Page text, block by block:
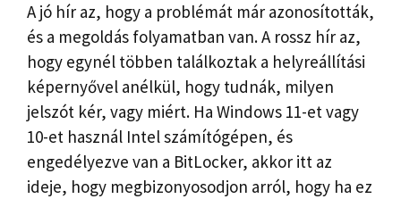
A jó hír az, hogy a problémát már azonosították,
és a megoldás folyamatban van. A rossz hír az,
hogy egynél többen találkoztak a helyreállítási
képernyővel anélkül, hogy tudnák, milyen
jelszót kér, vagy miért. Ha Windows 11-et vagy
10-et használ Intel számítógépen, és
engedélyezve van a BitLocker, akkor itt az
ideje, hogy megbizonyosodjon arról, hogy ha ez